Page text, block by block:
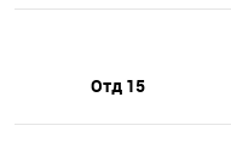
Отд 15